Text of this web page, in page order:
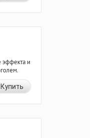
эффекта и
Купить